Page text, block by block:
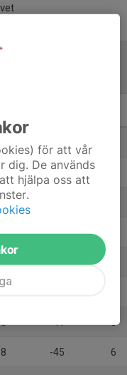
8 43
8
8 27
8 27
8 -41 6
8 -45 6
för att vår
dig. De används
hjälpa oss att